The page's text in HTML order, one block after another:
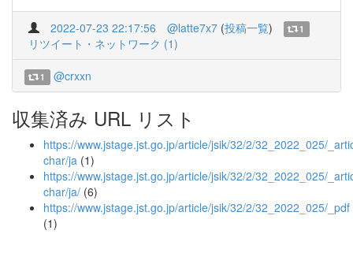
2022-07-23 22:17:56 @latte7x7 (投稿一覧) 1
リツイート・ネットワーク (1)
1 @crxxn
収集済み URL リスト
https://www.jstage.jst.go.jp/article/jsik/32/2/32_2022_025/
char/ja (1)
https://www.jstage.jst.go.jp/article/jsik/32/2/32_2022_025/
char/ja/ (6)
https://www.jstage.jst.go.jp/article/jsik/32/2/32_2022_025/_pdf
(1)